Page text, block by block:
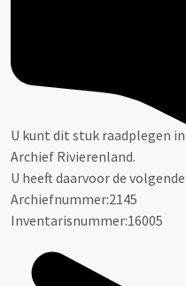
U kunt dit stuk raadplegen
Archief Rivierenland.
U heeft daarvoor de
Archiefnummer:2145
Inventarisnummer:16005